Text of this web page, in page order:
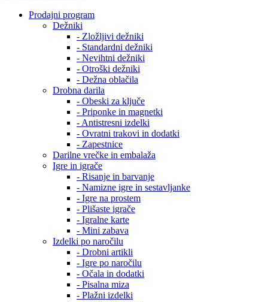
Prodajni program
Dežniki
- Zložljivi dežniki
- Standardni dežniki
- Nevihtni dežniki
- Otroški dežniki
- Dežna oblačila
Drobna darila
- Obeski za ključe
- Priponke in magnetki
- Antistresni izdelki
- Ovratni trakovi in dodatki
- Zapestnice
Darilne vrečke in embalaža
Igre in igrače
- Risanje in barvanje
- Namizne igre in sestavljanke
- Igre na prostem
- Plišaste igrače
- Igralne karte
- Mini zabava
Izdelki po naročilu
- Drobni artikli
- Igre po naročilu
- Očala in dodatki
- Pisalna miza
- Plažni izdelki